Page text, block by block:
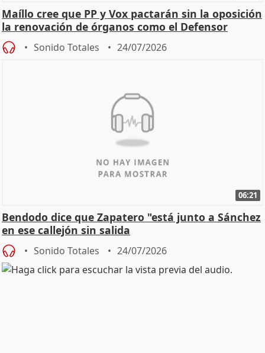
Maíllo cree que PP y Vox pactarán sin la oposición
la renovación de órganos como el Defensor
Sonido Totales 24/07/2026
06:21
Bendodo dice que Zapatero "está junto a Sánchez
en ese callejón sin salida
Sonido Totales 24/07/2026